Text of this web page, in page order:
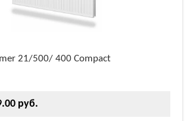
21/500/ 400 Compact
руб.